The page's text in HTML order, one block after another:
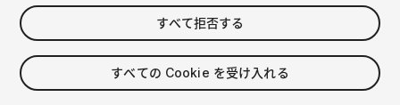
$4.99
消費税は決済時に計算されます
すべて拒否する
すべての Cookie を受け入れる